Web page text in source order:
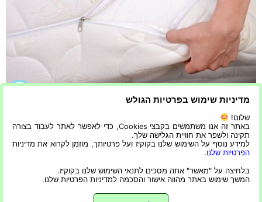
מזרונים הם רהיט חיוני לחדר השינה. הם מספקים נוחות, תמיכה
ושנת לילה טובה. ישנם סוגים רבים ושונים של מזרונים בשוק,
לכל אחד יתרונות וחסרונות ייחודיים משלו. מגוון המזרנים
הזמינים יכול להיות עצום וקשה לבחור מהם. להלן רשימה של
עשר החברות המובילות בענף השינה, כולל מידע על האופן שבו
הן מייצרות את המזרנים שלהן ומה מייחד […]
מדיניות שימוש בפרטיות הגולש
שלום!
באתר זה אנו משתמשים בקבצי Cookies, כדי לאפשר לאתר לעבוד בצורה
תקינה ולשפר את חוויית הגלישה שלך.
למידע נוסף על השימוש שלנו בקוקיז ועל פרטיותך, מוזמן לקרוא את מדיניות
הפרטיות שלנו.
בלחיצה על "מאשר" אתה מסכים לתנאי השימוש שלנו בקוקיז.
המשך שימוש באתר מהווה אישור והסכמה למדיניות הפרטיות שלנו.